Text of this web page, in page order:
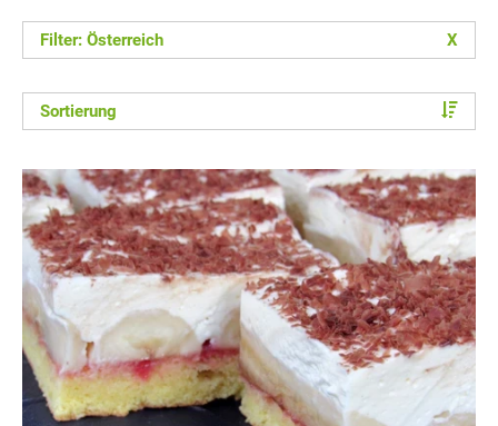
Filter: Österreich X
Sortierung